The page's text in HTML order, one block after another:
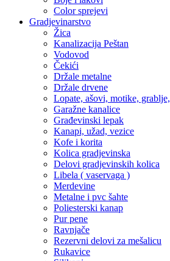
Color sprejevi
Gradjevinarstvo
Žica
Kanalizacija Peštan
Vodovod
Čekići
Držale metalne
Držale drvene
Lopate, ašovi, motike, grablje,
Garažne kanalice
Građevinski lepak
Kanapi, užad, vezice
Kofe i korita
Kolica gradjevinska
Delovi gradjevinskih kolica
Libela ( vaservaga )
Merdevine
Metalne i pvc šahte
Poliesterski kanap
Pur pene
Ravnjače
Rezervni delovi za mešalicu
Rukavice